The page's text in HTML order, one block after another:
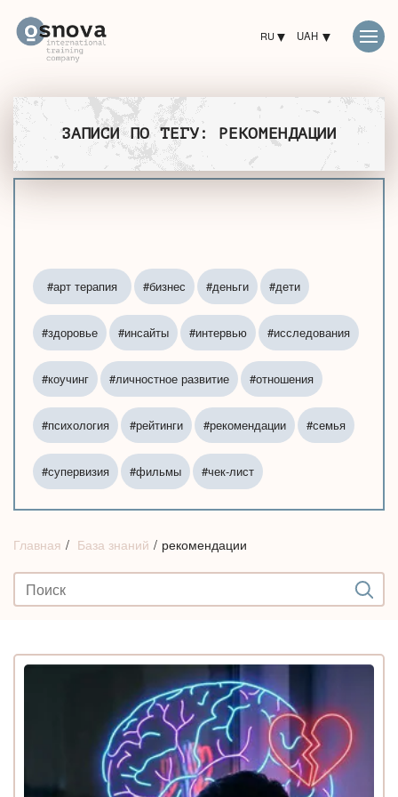
RU UAH
ЗАПИСИ ПО ТЕГУ: РЕКОМЕНДАЦИИ
#арт терапия #бизнес #деньги #дети
#здоровье #инсайты #интервью #исследования
#коучинг #личностное развитие #отношения
#психология #рейтинги #рекомендации #семья
#супервизия #фильмы #чек-лист
Главная База знаний рекомендации